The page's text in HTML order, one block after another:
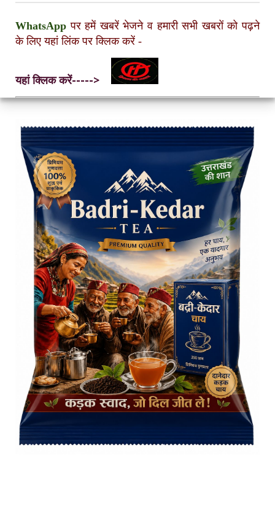
WhatsApp पर हमें खबरें भेजने व हमारी सभी खबरों को पढ़ने
के लिए यहां लिंक पर क्लिक करें -
यहां क्लिक करें----->